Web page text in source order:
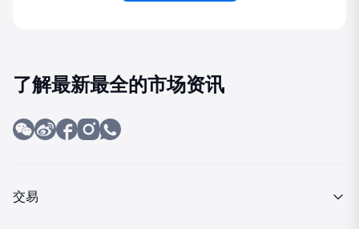
了解最新最全的市场资讯
交易